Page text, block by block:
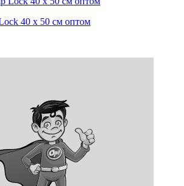
40 х 50 см оптом